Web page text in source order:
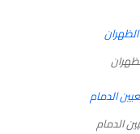
الدمام